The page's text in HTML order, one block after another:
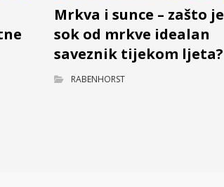
Mrkva i sunce – zašto je
sok od mrkve idealan
saveznik tijekom ljeta?
RABENHORST